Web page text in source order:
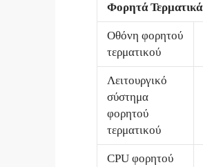
Φορητά Τερματικά
Οθόνη φορητού
τερματικού
Λειτουργικό
σύστημα
φορητού
τερματικού
CPU φορητού